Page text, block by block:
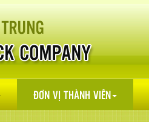
ĐƠN VỊ THÀNH VIÊN